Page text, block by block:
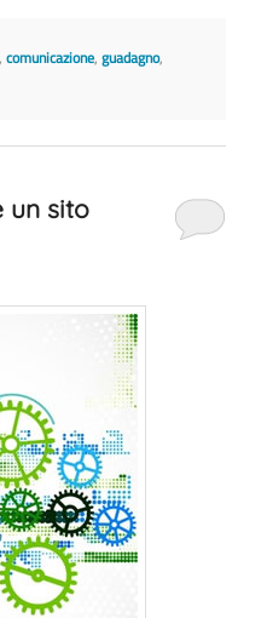
,comunicazione,guadagno,
un sito